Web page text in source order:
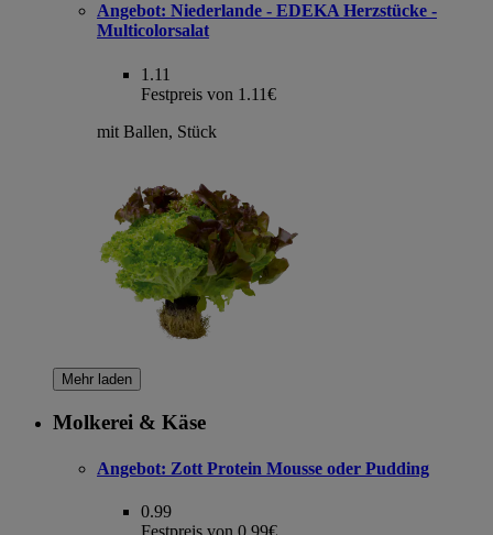
Angebot: Niederlande - EDEKA Herzstücke -
Multicolorsalat
1.11
Festpreis von 1.11€
mit Ballen, Stück
Mehr laden
Molkerei & Käse
Angebot: Zott Protein Mousse oder Pudding
0.99
Festpreis von 0.99€